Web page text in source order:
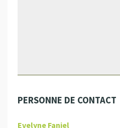
PERSONNE DE CONTACT
Evelyne Faniel